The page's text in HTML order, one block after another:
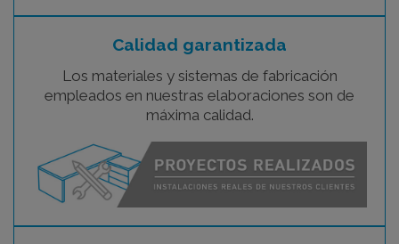
Calidad garantizada
Los materiales y sistemas de fabricación
empleados en nuestras elaboraciones son de
máxima calidad.